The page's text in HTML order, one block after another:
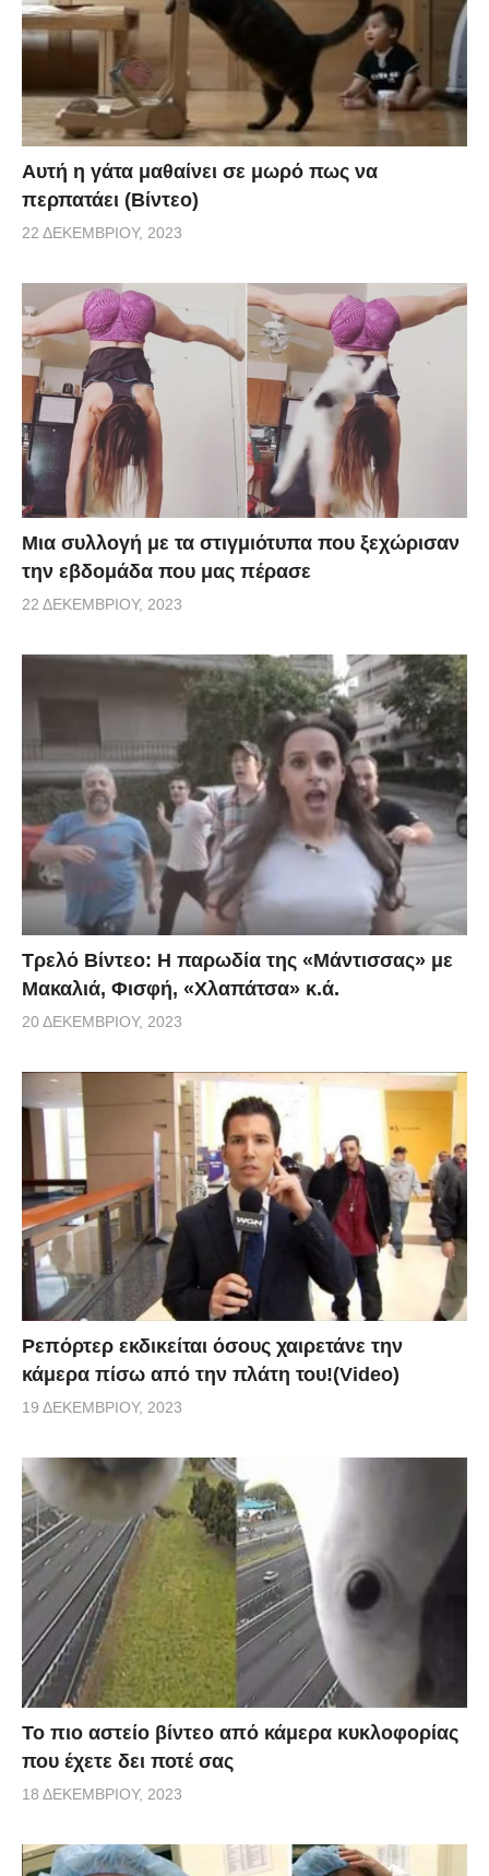
Αυτή η γάτα μαθαίνει σε μωρό πως να
περπατάει (Βίντεο)
22 ΔΕΚΕΜΒΡΊΟΥ, 2023
Μια συλλογή με τα στιγμιότυπα που ξεχώρισαν
την εβδομάδα που μας πέρασε
22 ΔΕΚΕΜΒΡΊΟΥ, 2023
Τρελό Βίντεο: H παρωδία της «Μάντισσας» με
Μακαλιά, Φισφή, «Χλαπάτσα» κ.ά.
20 ΔΕΚΕΜΒΡΊΟΥ, 2023
Ρεπόρτερ εκδικείται όσους χαιρετάνε την
κάμερα πίσω από την πλάτη του!(Video)
19 ΔΕΚΕΜΒΡΊΟΥ, 2023
Το πιο αστείο βίντεο από κάμερα κυκλοφορίας
που έχετε δει ποτέ σας
18 ΔΕΚΕΜΒΡΊΟΥ, 2023